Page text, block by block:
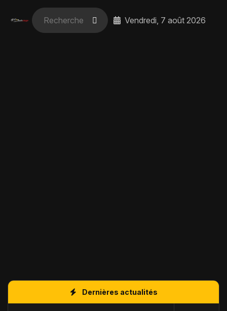
Vendredi, 7 août 2026
Dernières actualités